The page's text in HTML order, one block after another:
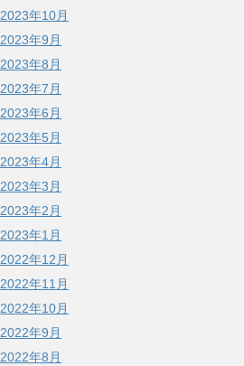
2023年10月
2023年9月
2023年8月
2023年7月
2023年6月
2023年5月
2023年4月
2023年3月
2023年2月
2023年1月
2022年12月
2022年11月
2022年10月
2022年9月
2022年8月